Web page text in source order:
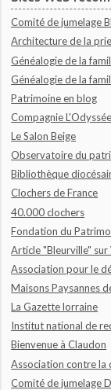
Comité de jumelage
Architecture de la
Généalogie de la
Généalogie de la
Patrimoine en blog
Compagnie L'Odyssée
Le Salon Beige
Observatoire du
Bibliothèque
Clochers de France
40.000 clochers
Fondation du
Article "Bleurville"
Association pour le
Maisons Paysannes
La Gazette lorraine
Institut national de
Bienvenue à Claudon
Association contre la
Comité de jumelage